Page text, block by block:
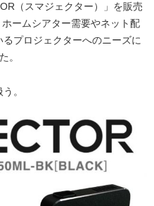
（スマジェクター）」を販売
ームシアター需要やネット配
プロジェクターへのニーズに
。
。